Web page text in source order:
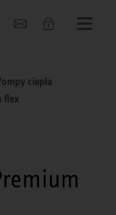
ciepła
flex